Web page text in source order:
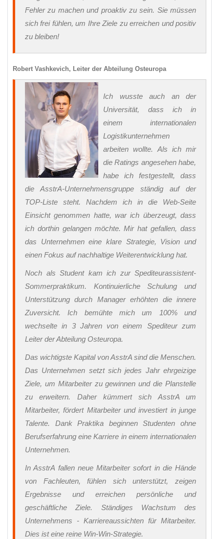
Fehler zu machen und proaktiv zu sein. Sie müssen
sich frei fühlen, um Ihre Ziele zu erreichen und positiv
zu bleiben!
Robert Vashkevich, Leiter der Abteilung Osteuropa
Ich wusste auch an der
Universität, dass ich in
einem internationalen
Logistikunternehmen
arbeiten wollte. Als ich mir
die Ratings angesehen habe,
habe ich festgestellt, dass
die AsstrA-Unternehmensgruppe ständig auf der
TOP-Liste steht. Nachdem ich in die Web-Seite
Einsicht genommen hatte, war ich überzeugt, dass
ich dorthin gelangen möchte. Mir hat gefallen, dass
das Unternehmen eine klare Strategie, Vision und
einen Fokus auf nachhaltige Weiterentwicklung hat.
Noch als Student kam ich zur Spediteurassistent-
Sommerpraktikum. Kontinuierliche Schulung und
Unterstützung durch Manager erhöhten die innere
Zuversicht. Ich bemühte mich um 100% und
wechselte in 3 Jahren von einem Spediteur zum
Leiter der Abteilung Osteuropa.
Das wichtigste Kapital von AsstrA sind die Menschen.
Das Unternehmen setzt sich jedes Jahr ehrgeizige
Ziele, um Mitarbeiter zu gewinnen und die Planstelle
zu erweitern. Daher kümmert sich AsstrA um
Mitarbeiter, fördert Mitarbeiter und investiert in junge
Talente. Dank Praktika beginnen Studenten ohne
Berufserfahrung eine Karriere in einem internationalen
Unternehmen.
In AsstrA fallen neue Mitarbeiter sofort in die Hände
von Fachleuten, fühlen sich unterstützt, zeigen
Ergebnisse und erreichen persönliche und
geschäftliche Ziele. Ständiges Wachstum des
Unternehmens - Karriereaussichten für Mitarbeiter.
Dies ist eine reine Win-Win-Strategie.